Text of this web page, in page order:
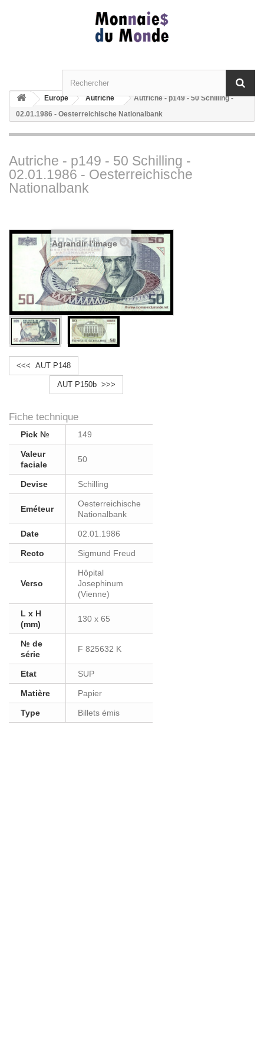
Europe Autriche
Autriche - p149 - 50 Schilling -
02.01.1986 - Oesterreichische Nationalbank
Autriche - p149 - 50 Schilling -
02.01.1986 - Oesterreichische
Nationalbank
Agrandir l'image
<<< AUT P148
AUT P150b >>>
Fiche technique
Pick № 149
Valeur
faciale
50
Devise Schilling
Eméteur
Oesterreichische
Nationalbank
Date 02.01.1986
Recto Sigmund Freud
Verso
Hôpital
Josephinum
(Vienne)
L x H
(mm)
130 x 65
№ de
série
F 825632 K
Etat SUP
Matière Papier
Type Billets émis